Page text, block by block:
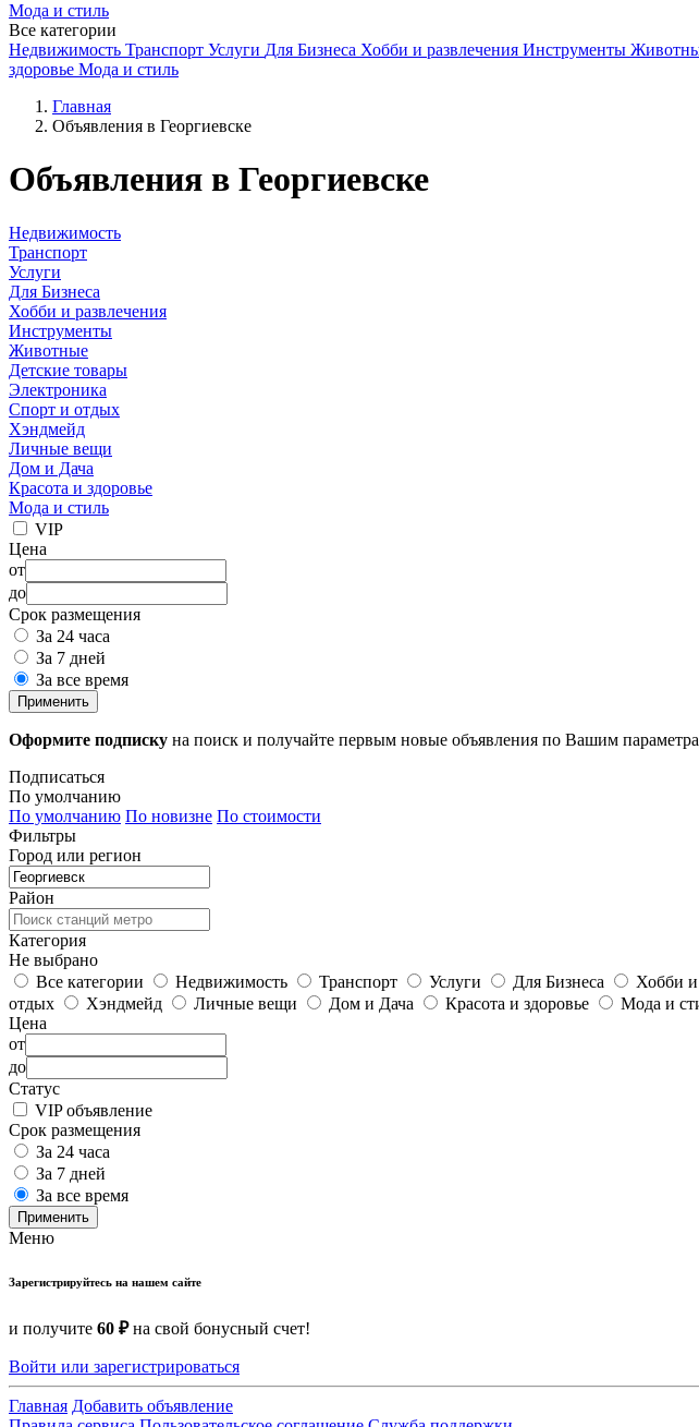
Мода и стиль
Все категории
Недвижимость Транспорт Услуги Для Бизнеса Хобби и развлечения Инструменты
здоровье Мода и стиль
Главная
Объявления в Георгиевске
Объявления в Георгиевске
Недвижимость
Транспорт
Услуги
Для Бизнеса
Хобби и развлечения
Инструменты
Животные
Детские товары
Электроника
Спорт и отдых
Хэндмейд
Личные вещи
Дом и Дача
Красота и здоровье
Мода и стиль
VIP
Цена
от
до
Срок размещения
За 24 часа
За 7 дней
За все время
Применить
Оформите подписку на поиск и получайте первым новые объявления по Вашим
Подписаться
По умолчанию
По умолчанию По новизне По стоимости
Фильтры
Город или регион
Район
Категория
Не выбрано
Все категории
Недвижимость Транспорт Услуги Для Бизнеса Хобби и
отдых
Хэндмейд Личные вещи Дом и Дача Красота и здоровье
Мода и
Цена
от
до
Статус
VIP объявление
Срок размещения
За 24 часа
За 7 дней
За все время
Применить
Меню
Зарегистрируйтесь на нашем сайте
и получите 60 ₽на свой бонусный счет!
Войти или зарегистрироваться
Главная Добавить объявление